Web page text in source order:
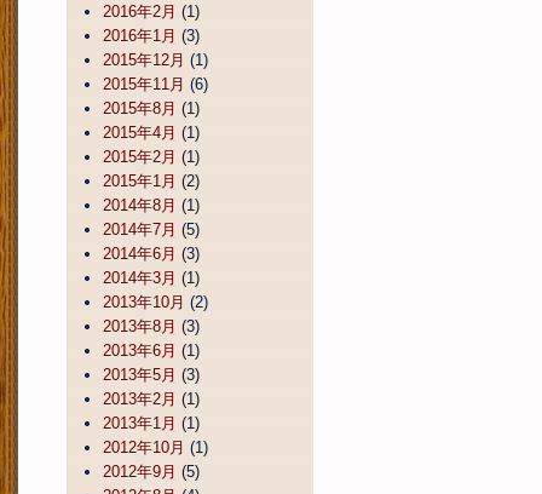
2016年2月 (1)
2016年1月 (3)
2015年12月 (1)
2015年11月 (6)
2015年8月 (1)
2015年4月 (1)
2015年2月 (1)
2015年1月 (2)
2014年8月 (1)
2014年7月 (5)
2014年6月 (3)
2014年3月 (1)
2013年10月 (2)
2013年8月 (3)
2013年6月 (1)
2013年5月 (3)
2013年2月 (1)
2013年1月 (1)
2012年10月 (1)
2012年9月 (5)